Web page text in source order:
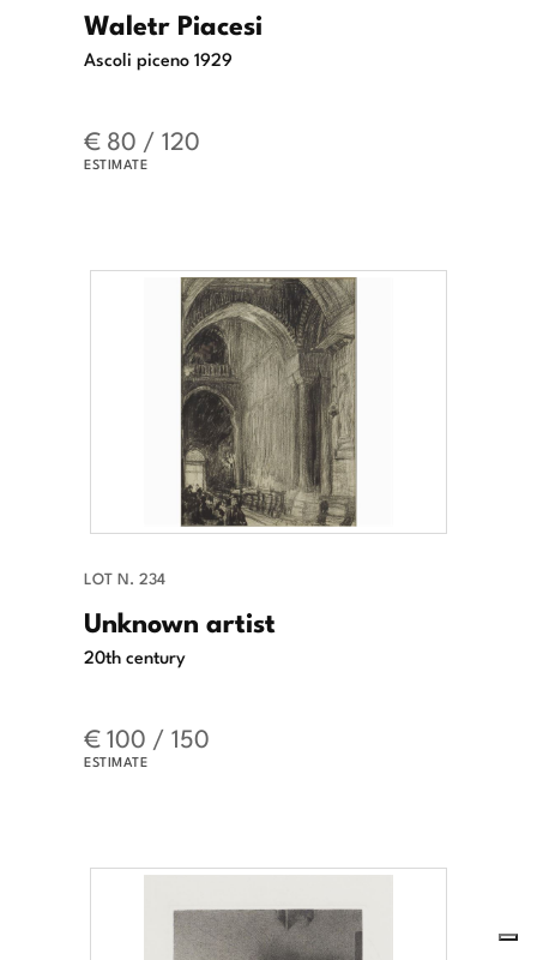
Waletr Piacesi
Ascoli piceno 1929
€ 80 / 120
ESTIMATE
LOT N. 234
Unknown artist
20th century
€ 100 / 150
ESTIMATE